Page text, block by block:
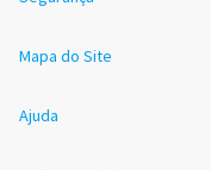
Mapa do Site
Ajuda